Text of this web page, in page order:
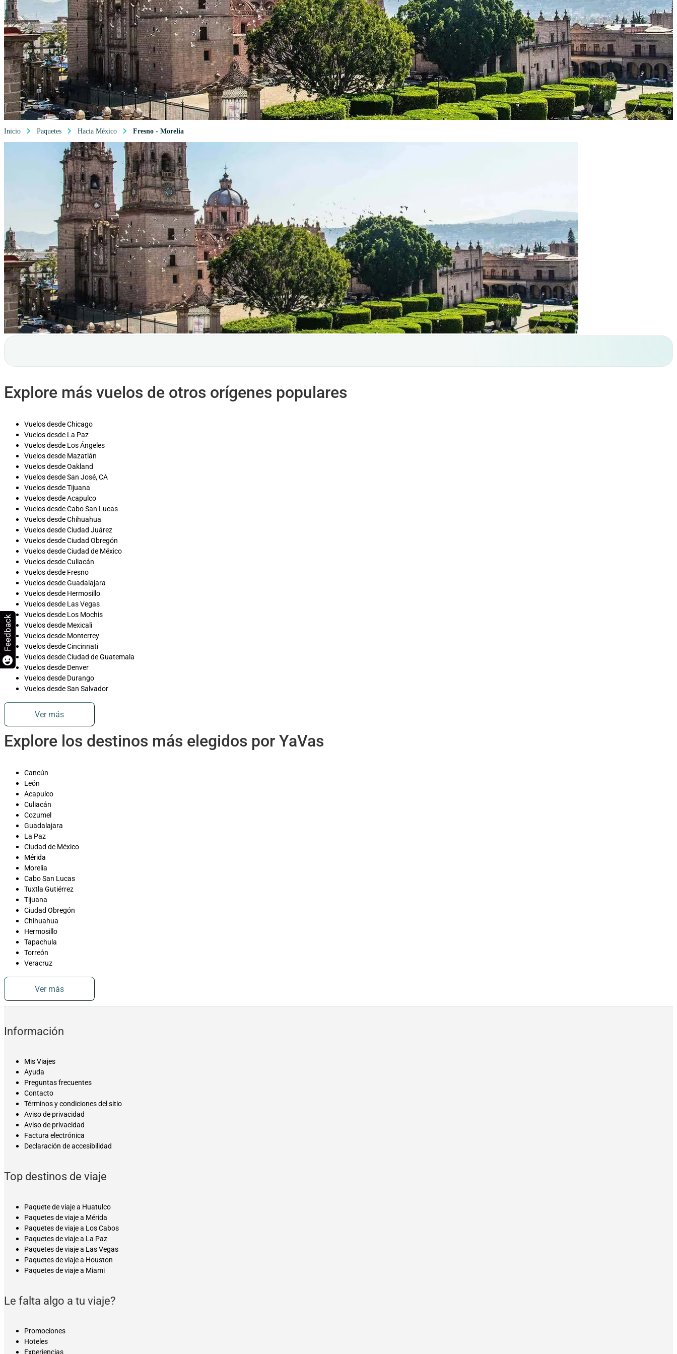
Inicio Paquetes Hacia México Fresno - Morelia
Explore más vuelos de otros orígenes populares
Vuelos desde Chicago
Vuelos desde La Paz
Vuelos desde Los Ángeles
Vuelos desde Mazatlán
Vuelos desde Oakland
Vuelos desde San José, CA
Vuelos desde Tijuana
Vuelos desde Acapulco
Vuelos desde Cabo San Lucas
Vuelos desde Chihuahua
Vuelos desde Ciudad Juárez
Vuelos desde Ciudad Obregón
Vuelos desde Ciudad de México
Vuelos desde Culiacán
Vuelos desde Fresno
Vuelos desde Guadalajara
Vuelos desde Hermosillo
Vuelos desde Las Vegas
Vuelos desde Los Mochis
Vuelos desde Mexicali
Vuelos desde Monterrey
Vuelos desde Cincinnati
Vuelos desde Ciudad de Guatemala
Vuelos desde Denver
Vuelos desde Durango
Vuelos desde San Salvador
Ver más
Explore los destinos más elegidos por YaVas
Cancún
León
Acapulco
Culiacán
Cozumel
Guadalajara
La Paz
Ciudad de México
Mérida
Morelia
Cabo San Lucas
Tuxtla Gutiérrez
Tijuana
Ciudad Obregón
Chihuahua
Hermosillo
Tapachula
Torreón
Veracruz
Ver más
Información
Mis Viajes
Ayuda
Preguntas frecuentes
Contacto
Términos y condiciones del sitio
Aviso de privacidad
Aviso de privacidad
Factura electrónica
Declaración de accesibilidad
Top destinos de viaje
Paquete de viaje a Huatulco
Paquetes de viaje a Mérida
Paquetes de viaje a Los Cabos
Paquetes de viaje a La Paz
Paquetes de viaje a Las Vegas
Paquetes de viaje a Houston
Paquetes de viaje a Miami
Le falta algo a tu viaje?
Promociones
Hoteles
Experiencias
Feedback